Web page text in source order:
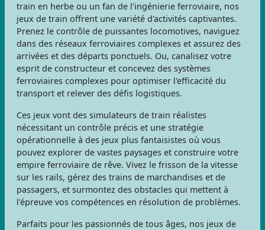
train en herbe ou un fan de l'ingénierie ferroviaire, nos
jeux de train offrent une variété d'activités captivantes.
Prenez le contrôle de puissantes locomotives, naviguez
dans des réseaux ferroviaires complexes et assurez des
arrivées et des départs ponctuels. Ou, canalisez votre
esprit de constructeur et concevez des systèmes
ferroviaires complexes pour optimiser l'efficacité du
transport et relever des défis logistiques.
Ces jeux vont des simulateurs de train réalistes
nécessitant un contrôle précis et une stratégie
opérationnelle à des jeux plus fantaisistes où vous
pouvez explorer de vastes paysages et construire votre
empire ferroviaire de rêve. Vivez le frisson de la vitesse
sur les rails, gérez des trains de marchandises et de
passagers, et surmontez des obstacles qui mettent à
l'épreuve vos compétences en résolution de problèmes.
Parfaits pour les passionnés de tous âges, nos jeux de